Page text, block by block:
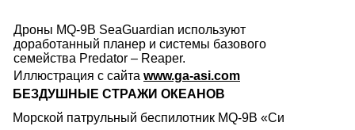
Дроны MQ-9B SeaGuardian используют
доработанный планер и системы базового
семейства Predator – Reaper.
Иллюстрация с сайта www.ga-asi.com
БЕЗДУШНЫЕ СТРАЖИ ОКЕАНОВ
Морской патрульный беспилотник MQ-9B «Си